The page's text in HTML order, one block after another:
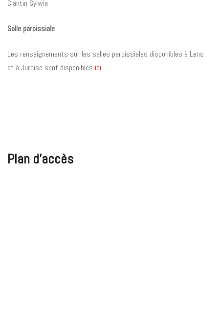
Clantin Sylwia
Salle paroissiale
Les renseignements sur les salles paroissiales disponibles à Lens
et à Jurbise sont disponibles ici.
Plan d’accès